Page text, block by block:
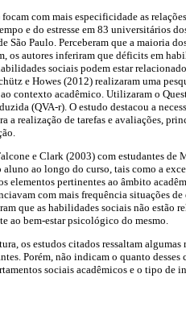
com mais especificidade as
e do estresse em 83 universitários
São Paulo. Perceberam que a maioria
os autores inferiram que déficits em
sociais podem estar
e Howes (2012) realizaram uma
contexto acadêmico. Utilizaram o
(QVA-r). O estudo destacou a
a realização de tarefas e avaliações,
e Clark (2003) com estudantes de
aluno ao longo do curso, tais como a
elementos pertinentes ao âmbito
com mais frequência situações de
que as habilidades sociais não estão
ao bem-estar psicológico do mesmo.
os estudos citados ressaltam
Porém, não indicam o quanto
sociais acadêmicos e o tipo